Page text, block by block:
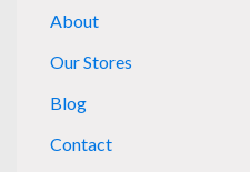
About
Our Stores
Blog
Contact